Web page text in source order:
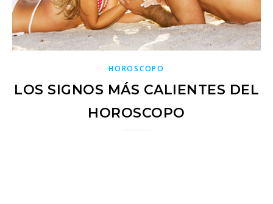
HOROSCOPO
LOS SIGNOS MÁS CALIENTES DEL
HOROSCOPO